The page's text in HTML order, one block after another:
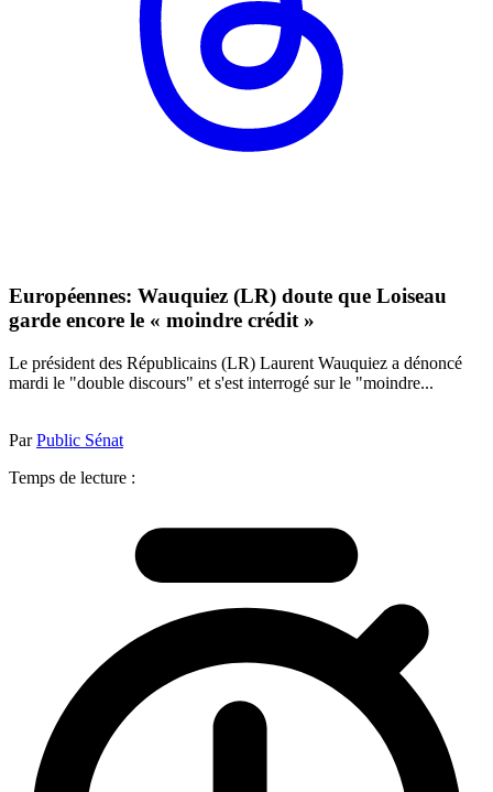
Européennes: Wauquiez (LR) doute que Loiseau
garde encore le « moindre crédit »
Le président des Républicains (LR) Laurent Wauquiez a dénoncé
mardi le "double discours" et s'est interrogé sur le "moindre...
ParPublic Sénat
Temps de lecture :